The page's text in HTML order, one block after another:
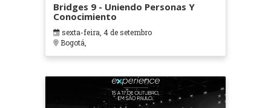
Bridges 9 - Uniendo Personas Y
Conocimiento
sexta-feira, 4 de setembro
Bogotá,